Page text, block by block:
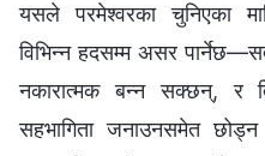
यसले परमेश्‍वरका चुनिएका
विभिन्न हदसम्म असर
नकारात्मक बन्न सक्छन्, र
सहभागिता जनाउनसमेत